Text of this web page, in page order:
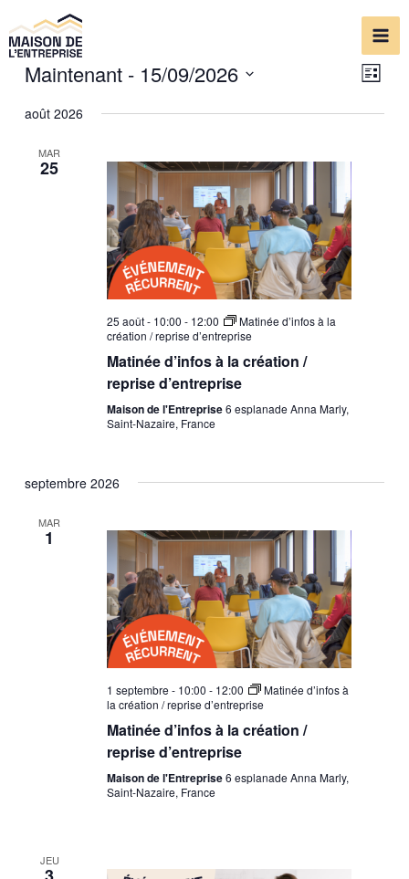
au
contenu
Liste
Maintenant - 15/09/2026
une
août 2026
MAR
25
25 août - 10:00 - 12:00
Matinée d’infos à la
création / reprise d’entreprise
Matinée d’infos à la création /
reprise d’entreprise
Maison de l'Entreprise6 esplanade Anna Marly,
Saint-Nazaire, France
septembre 2026
MAR
1
1 septembre - 10:00 - 12:00
Matinée d’infos à
la création / reprise d’entreprise
Matinée d’infos à la création /
reprise d’entreprise
Maison de l'Entreprise6 esplanade Anna Marly,
Saint-Nazaire, France
JEU